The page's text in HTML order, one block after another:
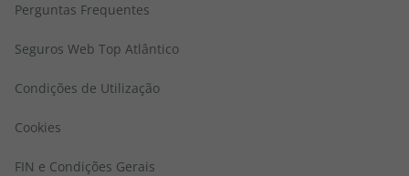
Perguntas Frequentes
Seguros Web Top Atlântico
Condições de Utilização
Cookies
FIN e Condições Gerais